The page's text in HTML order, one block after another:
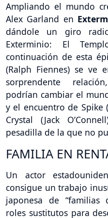
Ampliando el mundo
Alex Garland en
dándole un giro
Exterminio: El
continuación de esta
(Ralph Fiennes) se ve
sorprendente
podrían cambiar el
y el encuentro de Spike
Crystal (Jack
pesadilla de la que no
FAMILIA EN
Un actor
consigue un trabajo
japonesa de “familias
roles sustitutos para